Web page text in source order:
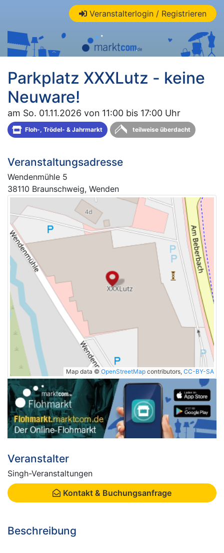
Veranstalterlogin / Registrieren
Parkplatz XXXLutz - keine
Neuware!
am So. 01.11.2026 von 11:00 bis 17:00 Uhr
Floh-, Trödel- & Jahrmarkt teilweise überdacht
Veranstaltungsadresse
Wendenmühle 5
38110 Braunschweig, Wenden
Map data © OpenStreetMap contributors, CC-BY-SA
Veranstalter
Singh-Veranstaltungen
Kontakt & Buchungsanfrage
Beschreibung